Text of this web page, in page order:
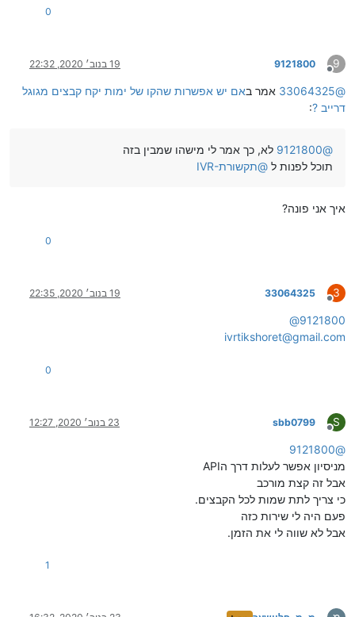
0
9
מנותק
9121800 19 בנוב׳ 2020, 22:32
@
33064325 אמר באם יש אפשרות שהקו של ימות יקח קבצים מגוגל
דרייב ?:
@
9121800 לא, כך אמר לי מישהו שמבין בזה
תוכל לפנות ל @IVR-תקשורת
איך אני פונה?
0
3
מנותק
33064325 19 בנוב׳ 2020, 22:35
@9121800
ivrtikshoret@gmail.com
0
S
מנותק
sbb0799 23 בנוב׳ 2020, 12:27
@
9121800
מניסיון אפשר לעלות דרך הAPI
אבל זה קצת מורכב
כי צריך לתת שמות לכל הקבצים.
פעם היה לי שירות כזה
אבל לא שווה לי את הזמן.
1